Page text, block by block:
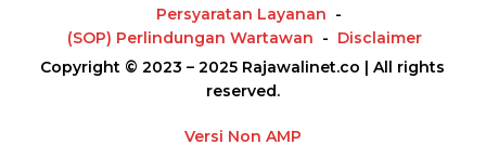
Persyaratan Layanan
(SOP) Perlindungan Wartawan
Disclaimer
Copyright © 2023 – 2025 Rajawalinet.co | All rights
reserved.
Versi Non AMP